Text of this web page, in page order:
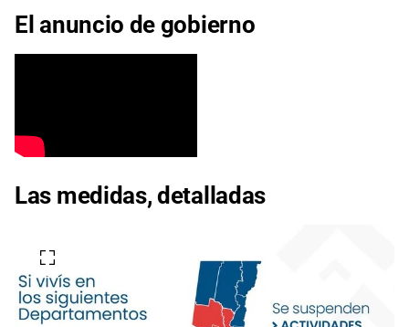
El anuncio de gobierno
Las medidas, detalladas